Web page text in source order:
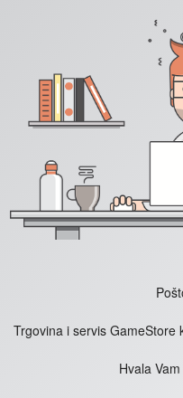
Trgovina i servis GameStore
Hvala